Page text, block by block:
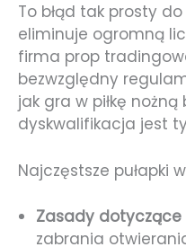
To błąd tak prosty
eliminuje ogromną
firma prop
bezwzględny
jak gra w piłkę
dyskwalifikacja jest
Najczęstsze pułapki
Zasady dotyczące
zabrania